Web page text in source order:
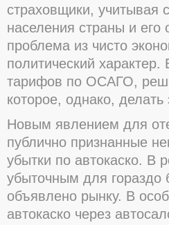
страховщики, учитывая
населения страны и его
проблема из чисто
политический
тарифов по ОСАГО,
которое, однако, делать
Новым явлением для
публично признанные
убытки по автокаско. В
убыточным для гораздо
объявлено рынку. В
автокаско через